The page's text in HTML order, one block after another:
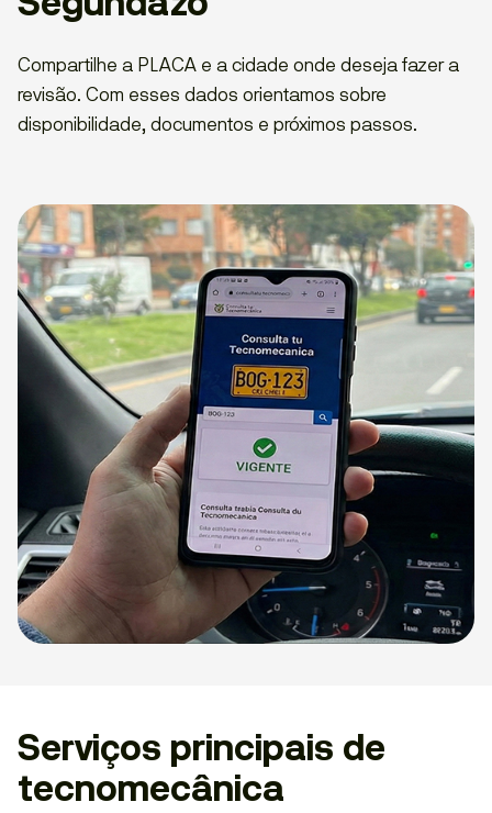
Compartilhe a PLACA e a cidade onde deseja fazer a
revisão. Com esses dados orientamos sobre
disponibilidade, documentos e próximos passos.
Serviços principais de
tecnomecânica